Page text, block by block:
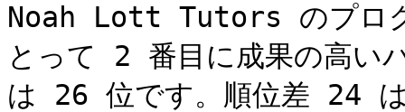
Noah Lott Tutors のプロ
とって 2 番目に成果の高い
は 26 位です。順位差 24